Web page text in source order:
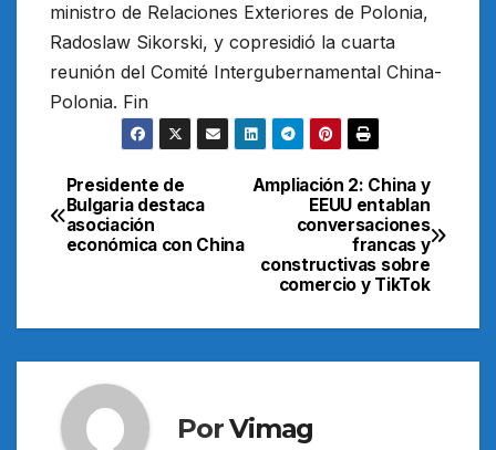
ministro de Relaciones Exteriores de Polonia,
Radoslaw Sikorski, y copresidió la cuarta
reunión del Comité Intergubernamental China-
Polonia. Fin
Navegación
de
Ampliación 2: China y
EEUU entablan
conversaciones
francas y
constructivas sobre
comercio y TikTok
Presidente de
Bulgaria destaca
asociación
económica con China
PorVimag